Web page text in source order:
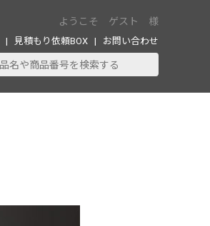
ようこそ ゲスト 様
見積もり依頼BOX お問い合わせ